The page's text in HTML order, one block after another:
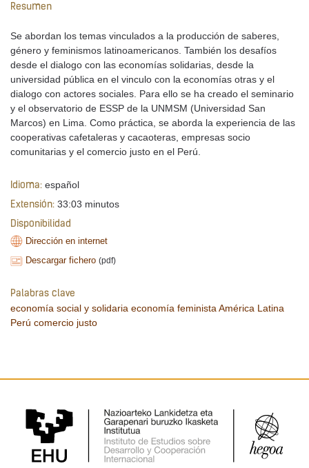
Resumen
Se abordan los temas vinculados a la producción de saberes,
género y feminismos latinoamericanos. También los desafíos
desde el dialogo con las economías solidarias, desde la
universidad pública en el vinculo con la economías otras y el
dialogo con actores sociales. Para ello se ha creado el seminario
y el observatorio de ESSP de la UNMSM (Universidad San
Marcos) en Lima. Como práctica, se aborda la experiencia de las
cooperativas cafetaleras y cacaoteras, empresas socio
comunitarias y el comercio justo en el Perú.
Idioma: español
Extensión: 33:03 minutos
Disponibilidad
Dirección en internet
Descargar fichero (pdf)
Palabras clave
economía social y solidaria economía feminista América Latina
Perú comercio justo